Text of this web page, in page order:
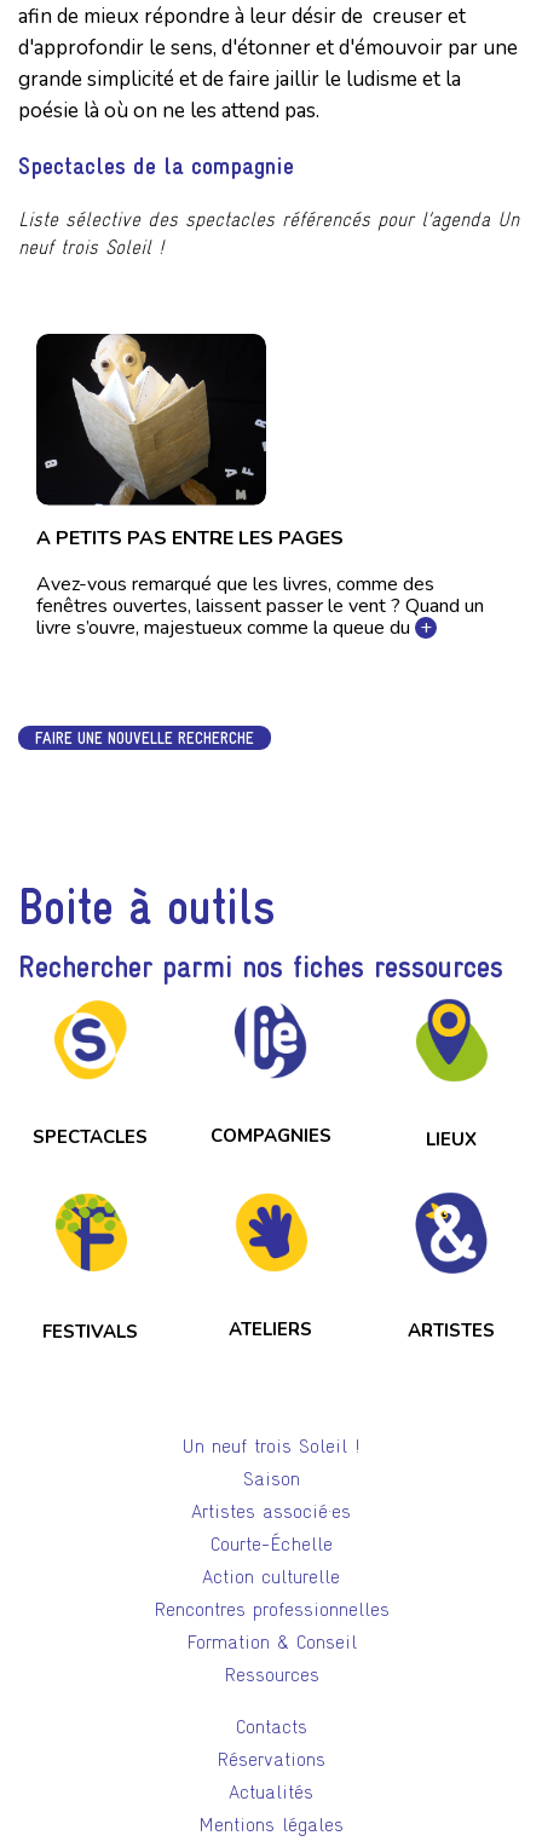
afin de mieux répondre à leur désir de creuser et
d'approfondir le sens, d'étonner et d'émouvoir par une
grande simplicité et de faire jaillir le ludisme et la
poésie là où on ne les attend pas.
Spectacles de la compagnie
Liste sélective des spectacles référencés pour l’agenda Un
neuf trois Soleil !
A PETITS PAS ENTRE LES PAGES
Avez-vous remarqué que les livres, comme des
fenêtres ouvertes, laissent passer le vent ? Quand un
livre s’ouvre, majestueux comme la queue du +
FAIRE UNE NOUVELLE RECHERCHE
Boite à outils
Rechercher parmi nos fiches ressources
SPECTACLES COMPAGNIES LIEUX
FESTIVALS ATELIERS ARTISTES
Un neuf trois Soleil !
Saison
Artistes associé·es
Courte-Échelle
Action culturelle
Rencontres professionnelles
Formation & Conseil
Ressources
Contacts
Réservations
Actualités
Mentions légales